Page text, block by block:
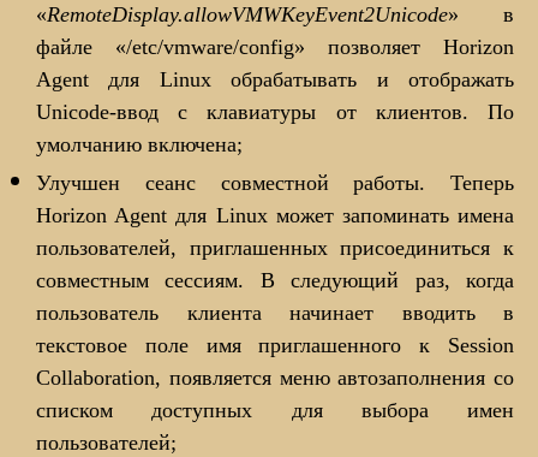
«RemoteDisplay.allowVMWKeyEvent2Unicode» в
файле «/etc/vmware/config» позволяет Horizon
Agent для Linux обрабатывать и отображать
Unicode-ввод с клавиатуры от клиентов. По
умолчанию включена;
Улучшен сеанс совместной работы. Теперь
Horizon Agent для Linux может запоминать имена
пользователей, приглашенных присоединиться к
совместным сессиям. В следующий раз, когда
пользователь клиента начинает вводить в
текстовое поле имя приглашенного к Session
Collaboration, появляется меню автозаполнения со
списком доступных для выбора имен
пользователей;